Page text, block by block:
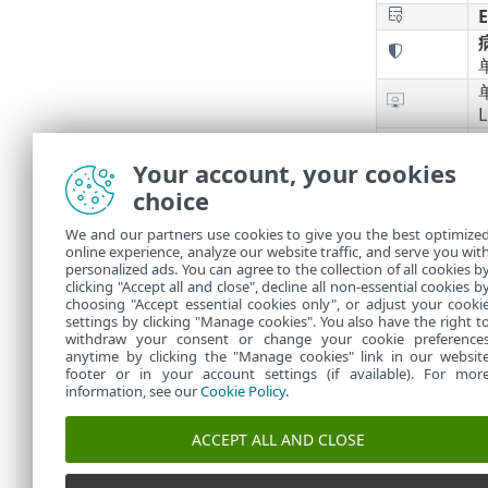
Your account, your cookies
choice
We and our partners use cookies to give you the best
online experience, analyze our website traffic, and serve you
personalized ads. You can agree to the collection of all cookies
clicking "Accept all and close", decline all non-essential cookies
choosing "Accept essential cookies only", or adjust your
settings by clicking "Manage cookies". You also have the right
withdraw your consent or change your cookie
anytime by clicking the "Manage cookies" link in our
footer or in your account settings (if available). For
information, see ourCookie Policy.
ACCEPT ALL AND CLOSE